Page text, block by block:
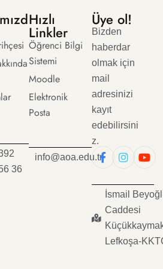
36
Hızlı
Linkler
Öğrenci Bilgi
Sistemi
Moodle
Elektronik
Posta
info@aoa.edu.tr
Üye ol!
Bizden
haberdar
olmak için
mail
adresinizi
kayıt
edebilirsini
z.
İsmail
Caddesi
Lefkoşa-